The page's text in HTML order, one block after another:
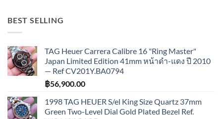
BEST SELLING
TAG Heuer Carrera Calibre 16 "Ring Master"
Japan Limited Edition 41mm หน้าดำ-แดง ปี 2010
— Ref CV201Y.BA0794
฿56,900.00
1998 TAG HEUER S/el King Size Quartz 37mm
Green Two-Level Dial Gold Plated Bezel Ref.